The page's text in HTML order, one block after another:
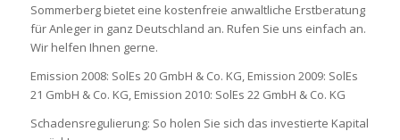
Sommerberg bietet eine kostenfreie anwaltliche Erstberatung
für Anleger in ganz Deutschland an. Rufen Sie uns einfach an.
Wir helfen Ihnen gerne.
Emission 2008: SolEs 20 GmbH & Co. KG, Emission 2009: SolEs
21 GmbH & Co. KG, Emission 2010: SolEs 22 GmbH & Co. KG
Schadensregulierung: So holen Sie sich das investierte Kapital